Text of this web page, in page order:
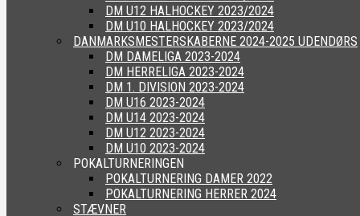
DM U12 HALHOCKEY 2023/2024
DM U10 HALHOCKEY 2023/2024
DANMARKSMESTERSKABERNE 2024-2025 UDENDØRS
DM DAMELIGA 2023-2024
DM HERRELIGA 2023-2024
DM 1. DIVISION 2023-2024
DM U16 2023-2024
DM U14 2023-2024
DM U12 2023-2024
DM U10 2023-2024
POKALTURNERINGEN
POKALTURNERING DAMER 2022
POKALTURNERING HERRER 2024
STÆVNER